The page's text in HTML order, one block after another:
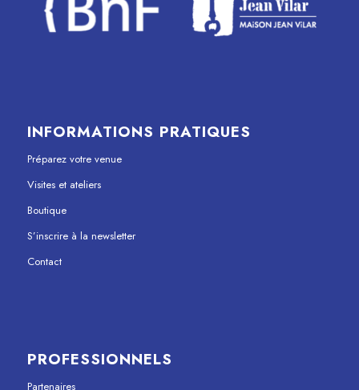
INFORMATIONS PRATIQUES
Préparez votre venue
Visites et ateliers
Boutique
S’inscrire à la newsletter
Contact
PROFESSIONNELS
Partenaires